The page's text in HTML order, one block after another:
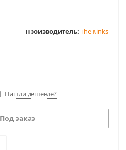
Производитель: The Kinks
Нашли дешевле?
Под заказ